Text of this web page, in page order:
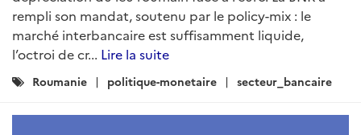
rempli son mandat, soutenu par le policy-mix : le
marché interbancaire est suffisamment liquide,
l’octroi de cr... Lire la suite
Catégories
Roumanie politique-monetaire secteur_bancaire